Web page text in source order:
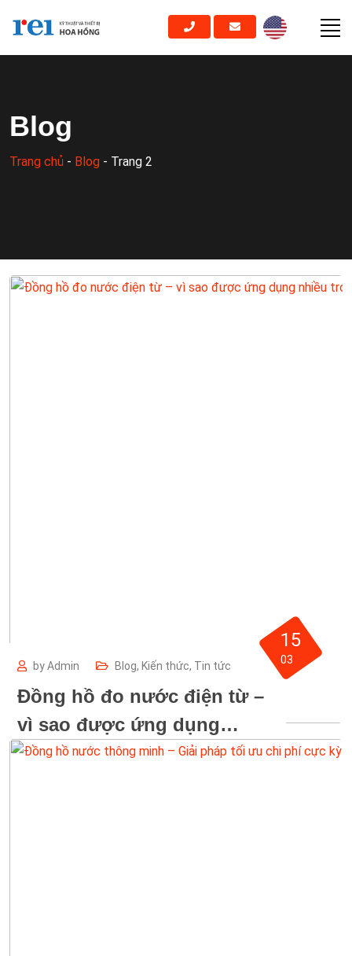
Blog
Trang chủ - Blog - Trang 2
byAdmin Blog, Kiến thức, Tin tức
Đồng hồ đo nước điện từ –
vì sao được ứng dụng
nhiều trong công nghiệp?
15
03